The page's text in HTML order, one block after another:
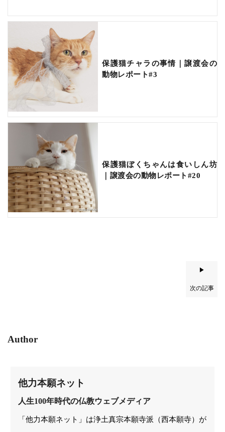
保護猫チャラの事情｜譲渡会の
動物レポート#3
保護猫ぼくちゃんは食いしん坊
｜譲渡会の動物レポート#20
▶
次の記事
Author
他力本願ネット
人生100年時代の仏教ウェブメディア
「他力本願ネット」は浄土真宗本願寺派（西本願寺）が